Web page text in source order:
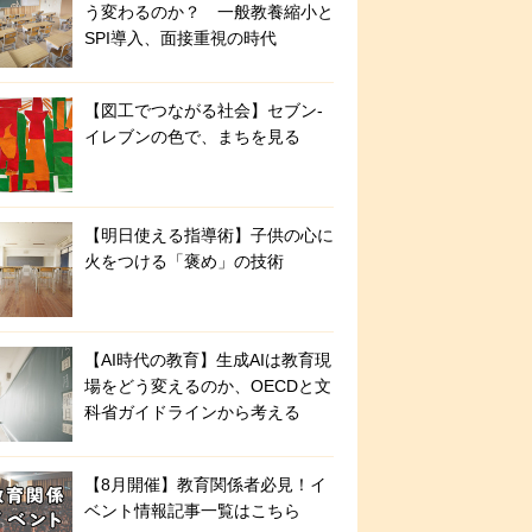
う変わるのか？ 一般教養縮小と
SPI導入、面接重視の時代
【図工でつながる社会】セブン‐
イレブンの色で、まちを見る
【明日使える指導術】子供の心に
火をつける「褒め」の技術
【AI時代の教育】生成AIは教育現
場をどう変えるのか、OECDと文
科省ガイドラインから考える
【8月開催】教育関係者必見！イ
ベント情報記事一覧はこちら